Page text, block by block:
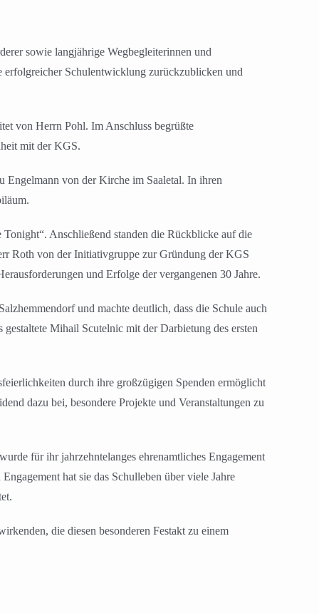
sowie langjährige Wegbegleiterinnen und
erfolgreicher Schulentwicklung zurückzublicken und
von Herrn Pohl. Im Anschluss begrüßte
mit der KGS.
Engelmann von der Kirche im Saaletal. In ihren
Anschließend standen die Rückblicke auf die
Roth von der Initiativgruppe zur Gründung der KGS
und Erfolge der vergangenen 30 Jahre.
und machte deutlich, dass die Schule auch
Mihail Scutelnic mit der Darbietung des ersten
durch ihre großzügigen Spenden ermöglicht
dazu bei, besondere Projekte und Veranstaltungen zu
für ihr jahrzehntelanges ehrenamtliches Engagement
hat sie das Schulleben über viele Jahre
die diesen besonderen Festakt zu einem